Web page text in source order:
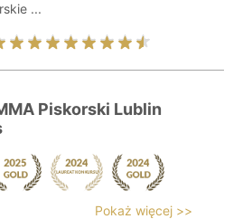
...
Piskorski Lublin
Pokaż więcej >>